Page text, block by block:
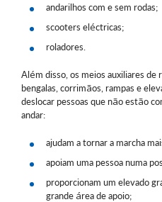
andarilhos com e sem rodas;
scooters eléctricas;
roladores.
Além disso, os meios auxiliares de
bengalas, corrimãos, rampas e
deslocar pessoas que não estão
andar:
ajudam a tornar a marcha
apoiam uma pessoa numa
proporcionam um elevado
grande área de apoio;